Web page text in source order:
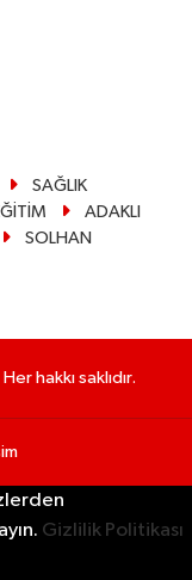
SAĞLIK
ADAKLI
SOLHAN
hakkı saklıdır.
Gizlilik Politikası